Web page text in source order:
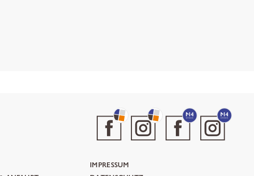
IMPRESSUM